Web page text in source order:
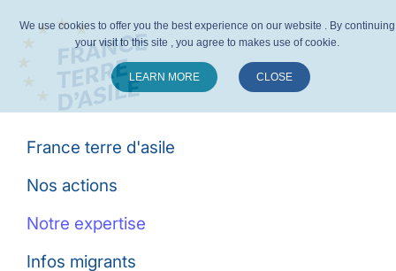
France terre d'asile
Nos actions
Notre expertise
Infos migrants
We use cookies to offer you the best experience on our website . By continuing
your visit to this site , you agree to makes use of cookie.
LEARN MORE CLOSE